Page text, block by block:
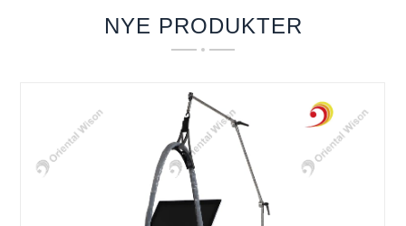
OEM-service stærke distributører fra forskellige
lande. Vi har opnået europæisk CE-
kvalitetskontrolsystemcertifikat.
NYE PRODUKTER